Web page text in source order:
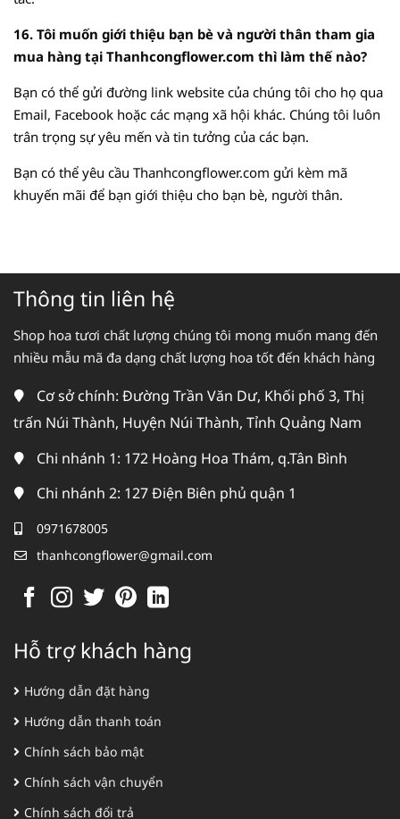
16. Tôi muốn giới thiệu bạn bè và người thân tham gia
mua hàng tại Thanhcongflower.com thì làm thế nào?
Bạn có thể gửi đường link website của chúng tôi cho họ qua
Email, Facebook hoặc các mạng xã hội khác. Chúng tôi luôn
trân trọng sự yêu mến và tin tưởng của các bạn.
Bạn có thể yêu cầu Thanhcongflower.com gửi kèm mã
khuyến mãi để bạn giới thiệu cho bạn bè, người thân.
Thông tin liên hệ
Shop hoa tươi chất lượng chúng tôi mong muốn mang đến
nhiều mẫu mã đa dạng chất lượng hoa tốt đến khách hàng
Cơ sở chính: Đường Trần Văn Dư, Khối phố 3, Thị
trấn Núi Thành, Huyện Núi Thành, Tỉnh Quảng Nam
Chi nhánh 1: 172 Hoàng Hoa Thám, q.Tân Bình
Chi nhánh 2: 127 Điện Biên phủ quận 1
0971678005
thanhcongflower@gmail.com
Hỗ trợ khách hàng
Hướng dẫn đặt hàng
Hướng dẫn thanh toán
Chính sách bảo mật
Chính sách vận chuyển
Chính sách đổi trả